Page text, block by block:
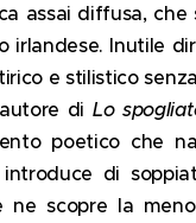
assai diffusa, che
irlandese. Inutile
e stilistico
di Lo
poetico che
di
ne scopre la